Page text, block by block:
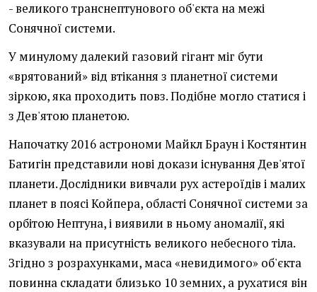
- великого транснептунового об'єкта на межі
Сонячної системи.
У минулому далекий газовий гігант міг бути
«врятований» від втікання з планетної системи
зіркою, яка проходить повз. Подібне могло статися і
з Дев'ятою планетою.
Напочатку 2016 астрономи Майкл Браун і Костянтин
Батигін представили нові докази існування Дев'ятої
планети. Дослідники вивчали рух астероїдів і малих
планет в поясі Койпера, області Сонячної системи за
орбітою Нептуна, і виявили в ньому аномалії, які
вказували на присутність великого небесного тіла.
Згідно з розрахунками, маса «невидимого» об'єкта
повинна складати близько 10 земних, а рухатися він